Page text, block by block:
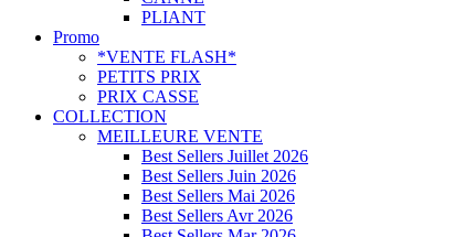
PLIANT
Promo
*VENTE FLASH*
PETITS PRIX
PRIX CASSE
COLLECTION
MEILLEURE VENTE
Best Sellers Juillet 2026
Best Sellers Juin 2026
Best Sellers Mai 2026
Best Sellers Avr 2026